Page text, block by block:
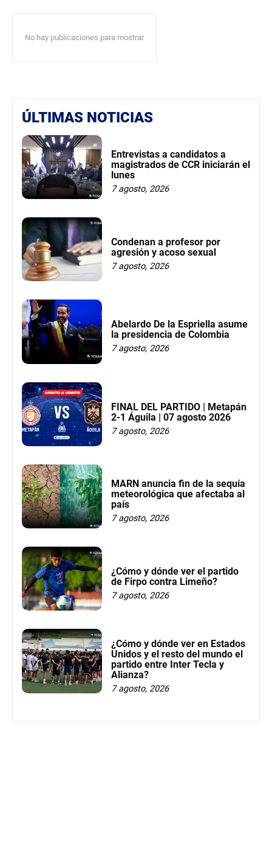
No hay publicaciones para mostrar
ÚLTIMAS NOTICIAS
Entrevistas a candidatos a
magistrados de CCR iniciarán el
lunes
7 agosto, 2026
Condenan a profesor por
agresión y acoso sexual
7 agosto, 2026
Abelardo De la Espriella asume
la presidencia de Colombia
7 agosto, 2026
FINAL DEL PARTIDO | Metapán
2-1 Águila | 07 agosto 2026
7 agosto, 2026
MARN anuncia fin de la sequía
meteorológica que afectaba al
país
7 agosto, 2026
¿Cómo y dónde ver el partido
de Firpo contra Limeño?
7 agosto, 2026
¿Cómo y dónde ver en Estados
Unidos y el resto del mundo el
partido entre Inter Tecla y
Alianza?
7 agosto, 2026